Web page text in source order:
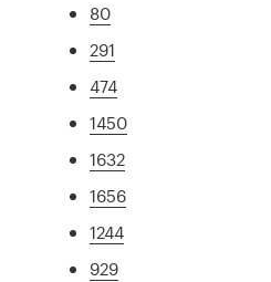
80
291
474
1450
1632
1656
1244
929